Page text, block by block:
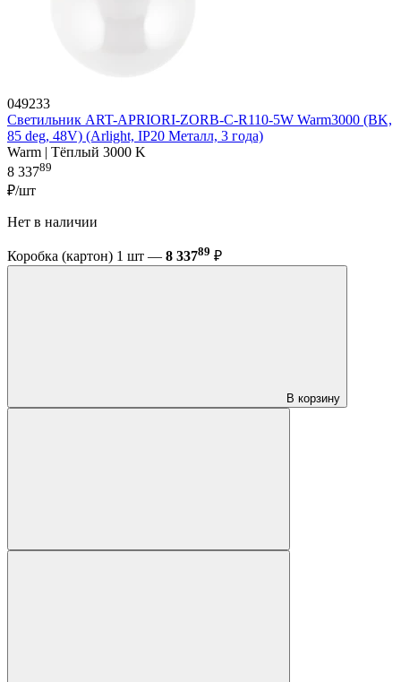
049233
Светильник ART-APRIORI-ZORB-С-R110-5W Warm3000 (BK,
85 deg, 48V) (Arlight, IP20 Металл, 3 года)
Warm | Тёплый 3000 K
8 33789
₽/шт
Нет в наличии
Коробка (картон) 1 шт — 8 33789 ₽
В корзину